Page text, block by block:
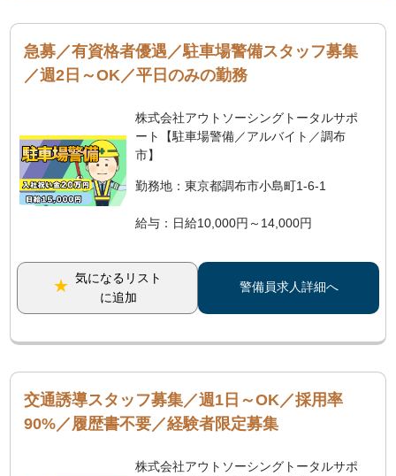
急募／有資格者優遇／駐車場警備スタッフ募集
／週2日～OK／平日のみの勤務
株式会社アウトソーシングトータルサポ
ート【駐車場警備／アルバイト／調布
市】
勤務地：東京都調布市小島町1-6-1
給与：日給10,000円～14,000円
気になるリスト
に追加
警備員求人詳細へ
交通誘導スタッフ募集／週1日～OK／採用率
90%／履歴書不要／経験者限定募集
株式会社アウトソーシングトータルサポ